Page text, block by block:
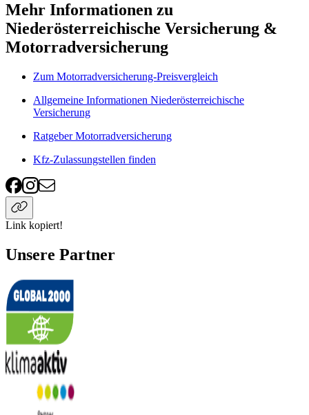
Mehr Informationen zu
Niederösterreichische Versicherung &
Motorradversicherung
Zum Motorradversicherung-Preisvergleich
Allgemeine Informationen Niederösterreichische
Versicherung
Ratgeber Motorradversicherung
Kfz-Zulassungstellen finden
Link kopiert!
Unsere Partner